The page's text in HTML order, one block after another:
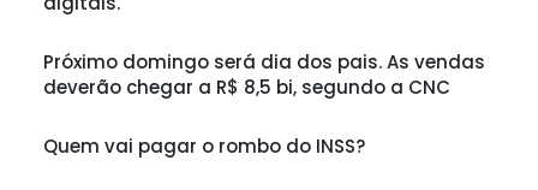
Próximo domingo será dia dos pais. As vendas
deverão chegar a R$ 8,5 bi, segundo a CNC
Quem vai pagar o rombo do INSS?